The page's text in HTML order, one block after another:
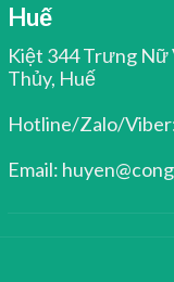
Huế
Kiệt 344 Trưng
Thủy, Huế
Hotline/Zalo/
Email: